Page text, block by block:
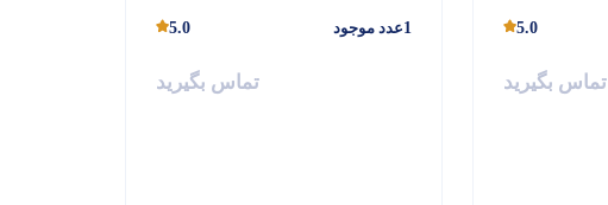
5.0
تماس بگیرید
1عدد موجود 5.0
تماس بگیرید